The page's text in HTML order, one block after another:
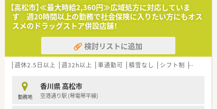
＜こんな方にもオススメ＞
■OTCも学べる環境でスキルアップしたい方
■研修制度の整った法人で働きたい方
等々…
少しでも気になった方はお問い合わせくださいませ
＜法人特徴＞
■香川県・愛媛県に店舗展開しています。(17店舗)
■薬剤師の年代も若い世代からベテランまで幅広く勤務されて
います。
■お子様からご高齢の方まで利用しやすい薬局作りを目指され
ています。
■いずれの店舗もバリアフリー対応で広めの作りとなっており、
■調剤設備も最新のものを取り揃えており、一包化監査システム
を導入している店舗もございます。
【高松市】≪最大時給2,360円≫広域処方に対応していま
す 週20時間以上の勤務で社会保険に入りたい方にもオス
スメのドラッグストア併設店舗！
検討リストに追加
週休2.5日以上 週32h以上 車通勤可 積雪なし シフト制 大手チ
勤務地
香川県 高松市
空港通り駅 (琴電琴平線)